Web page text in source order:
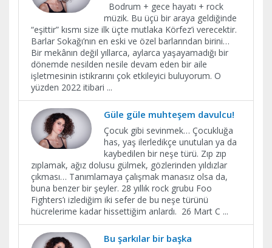
Bodrum + gece hayatı + rock
müzik. Bu üçü bir araya geldiğinde
“eşittir” kısmı size ilk üçte mutlaka Körfez’i verecektir.
Barlar Sokağı’nın en eski ve özel barlarından birini…
Bir mekânın değil yıllarca, aylarca yaşayamadığı bir
dönemde nesilden nesile devam eden bir aile
işletmesinin istikrarını çok etkileyici buluyorum. O
yüzden 2022 itibari ...
Güle güle muhteşem davulcu!
Çocuk gibi sevinmek… Çocukluğa
has, yaş ilerledikçe unutulan ya da
kaybedilen bir neşe türü. Zıp zıp
zıplamak, ağız dolusu gülmek, gözlerinden yıldızlar
çıkması… Tanımlamaya çalışmak manasız olsa da,
buna benzer bir şeyler. 28 yıllık rock grubu Foo
Fighters’ı izlediğim iki sefer de bu neşe türünü
hücrelerime kadar hissettiğim anlardı. 26 Mart C ...
Bu şarkılar bir başka